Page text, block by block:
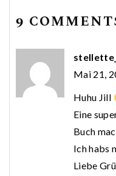
9
Mai 21,
Huhu Jill
Eine
Buch
Ich habs
Liebe